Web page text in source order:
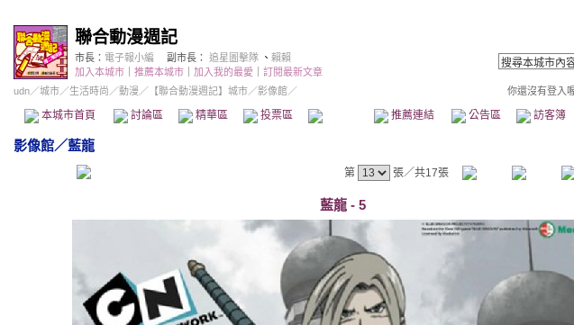
聯合動漫週記
市長： 電子報小編 副市長： 追星圖擊隊 、 賴賴
加入本城市
推薦本城市 加入我的最愛
訂閱最新文章
udn／城市／生活時尚 ／動漫 ／ 【聯合動漫週記】城市／影像館／ 你還沒有登入
本城市首頁 討論區 精華區 投票區 影像館 推薦連結 公告區 訪客簿
影像館／藍龍
第
張／共17張
藍龍 - 5